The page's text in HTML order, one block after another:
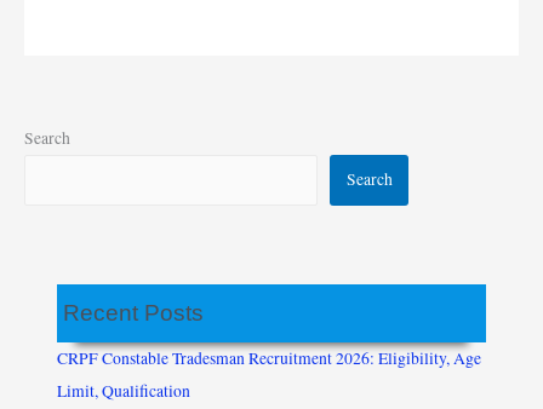
Search
Search
Recent Posts
CRPF Constable Tradesman Recruitment 2026: Eligibility, Age
Limit, Qualification